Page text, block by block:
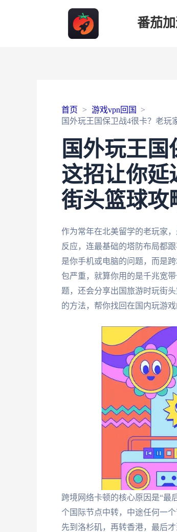
番茄
首页
游戏vpn回国
国外玩王国保卫战4很卡？老玩
国外玩王国
这招让你延
街头篮球攻
作为常年在北美留学的老玩家
反应，连最基础的塔防布局都
是你手机或电脑的问题，而是
包严重，就算你用的是千兆宽
题，还会分享出国旅游时玩街
的方法，帮你找回在国内玩游戏
跨境网络卡顿的核心原因是“最
个国际节点中转，中途任何一
先到洛杉矶，再转香港，最后